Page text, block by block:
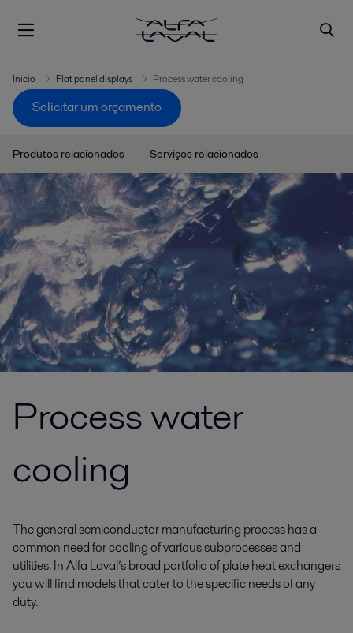
Inicio Flat panel displays Process water cooling
Solicitar um orçamento
Produtos relacionados Serviços relacionados
Process water
cooling
The general semiconductor manufacturing process has a
common need for cooling of various subprocesses and
utilities. In Alfa Laval’s broad portfolio of plate heat exchangers
you will find models that cater to the specific needs of any
duty.